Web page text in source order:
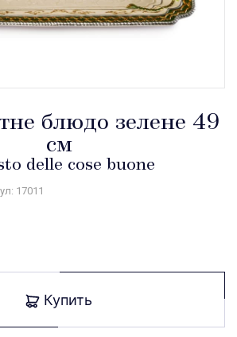
блюдо зелене 49
см
delle cose buone
17011
Купить